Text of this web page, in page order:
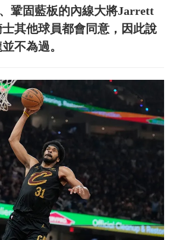
鞏固藍板的內線大將Jarrett
其他球員都會同意，因此說
不為過。